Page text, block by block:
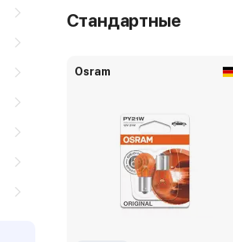
Стандартные
Osram